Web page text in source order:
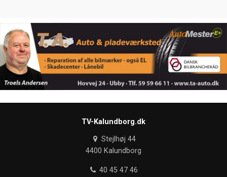
TV-Kalundborg.dk
Stejlhøj 44
4400 Kalundborg
40 45 47 46